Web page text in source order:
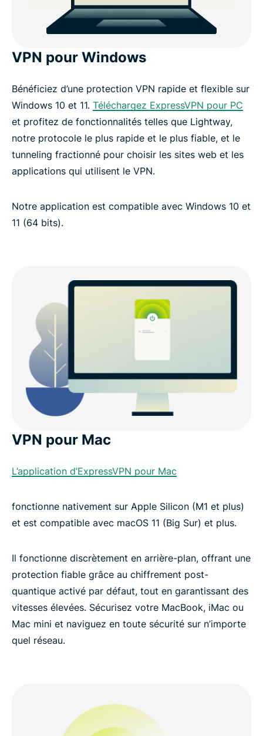
VPN pour Windows
Bénéficiez d’une protection VPN rapide et flexible sur
Windows 10 et 11. Téléchargez ExpressVPN pour PC
et profitez de fonctionnalités telles que Lightway,
notre protocole le plus rapide et le plus fiable, et le
tunneling fractionné pour choisir les sites web et les
applications qui utilisent le VPN.
Notre application est compatible avec Windows 10 et
11 (64 bits).
VPN pour Mac
L’application d’ExpressVPN pour Mac
fonctionne nativement sur Apple Silicon (M1 et plus)
et est compatible avec macOS 11 (Big Sur) et plus.
Il fonctionne discrètement en arrière-plan, offrant une
protection fiable grâce au chiffrement post-
quantique activé par défaut, tout en garantissant des
vitesses élevées. Sécurisez votre MacBook, iMac ou
Mac mini et naviguez en toute sécurité sur n’importe
quel réseau.